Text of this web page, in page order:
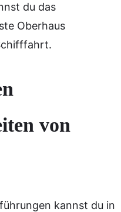
du das
Oberhaus
von
kannst du in